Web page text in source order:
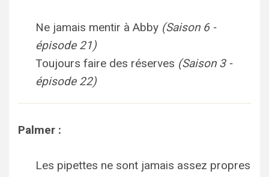
Ne jamais mentir à Abby (Saison 6 -
épisode 21)
Toujours faire des réserves (Saison 3 -
épisode 22)
Palmer :
Les pipettes ne sont jamais assez propres